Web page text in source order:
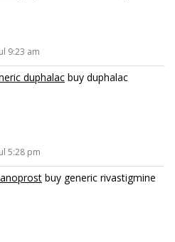
9:23 am
duphalac buy duphalac
5:28 pm
buy generic rivastigmine